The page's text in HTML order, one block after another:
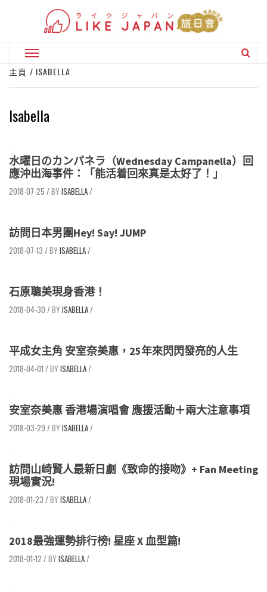
Primary
Menu
主頁 ISABELLA
Isabella
水曜日のカンパネラ（Wednesday Campanella）回
應沖出海事件：「能活着回來真是太好了！」
2018-07-25 / ISABELLA/
訪問日本男團Hey! Say! JUMP
2018-07-13 / ISABELLA/
石原聰美現身香港！
2018-04-30 / ISABELLA/
平成女主角 安室奈美惠，25年來閃閃發亮的人生
2018-04-01 / ISABELLA/
安室奈美惠 香港場演唱會 應援活動＋兩大注意事項
2018-03-29 / ISABELLA/
訪問山崎賢人最新日劇《致命的接吻》+ Fan Meeting
現場實況!
2018-01-23 / ISABELLA/
2018最強運勢排行榜! 星座 X 血型篇!
2018-01-12 / ISABELLA/